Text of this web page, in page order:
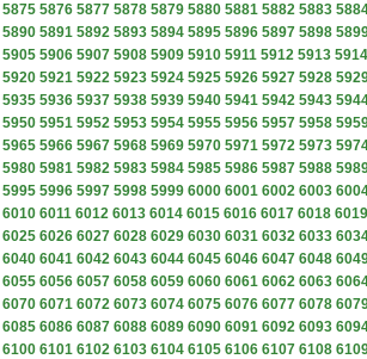
5875 5876 5877 5878 5879 5880 5881 5882 5883
5890 5891 5892 5893 5894 5895 5896 5897 5898
5905 5906 5907 5908 5909 5910 5911 5912 5913 5914
5920 5921 5922 5923 5924 5925 5926 5927 5928
5935 5936 5937 5938 5939 5940 5941 5942 5943
5950 5951 5952 5953 5954 5955 5956 5957 5958
5965 5966 5967 5968 5969 5970 5971 5972 5973
5980 5981 5982 5983 5984 5985 5986 5987 5988
5995 5996 5997 5998 5999 6000 6001 6002 6003
6010 6011 6012 6013 6014 6015 6016 6017 6018 6019
6025 6026 6027 6028 6029 6030 6031 6032 6033
6040 6041 6042 6043 6044 6045 6046 6047 6048
6055 6056 6057 6058 6059 6060 6061 6062 6063
6070 6071 6072 6073 6074 6075 6076 6077 6078
6085 6086 6087 6088 6089 6090 6091 6092 6093
6100 6101 6102 6103 6104 6105 6106 6107 6108